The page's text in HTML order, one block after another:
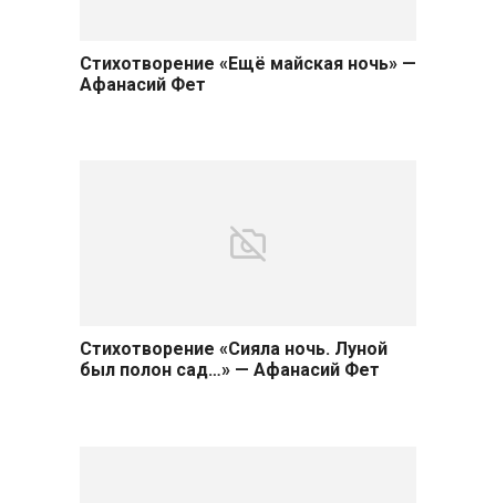
Стихотворение «Ещё майская ночь» —
Афанасий Фет
Стихотворение «Сияла ночь. Луной
был полон сад…» — Афанасий Фет